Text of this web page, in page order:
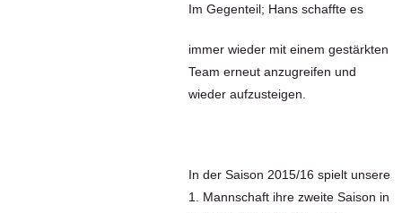
Im Gegenteil; Hans schaffte es
immer wieder mit einem gestärkten
Team erneut anzugreifen und
wieder aufzusteigen.
In der Saison 2015/16 spielt unsere
1. Mannschaft ihre zweite Saison in